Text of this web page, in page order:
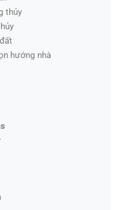
thủy
hướng nhà​